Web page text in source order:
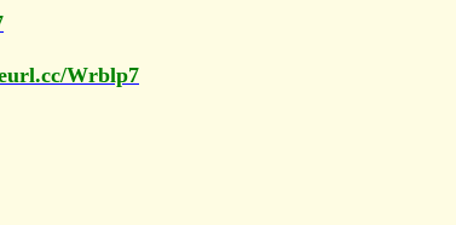
Wrblp7